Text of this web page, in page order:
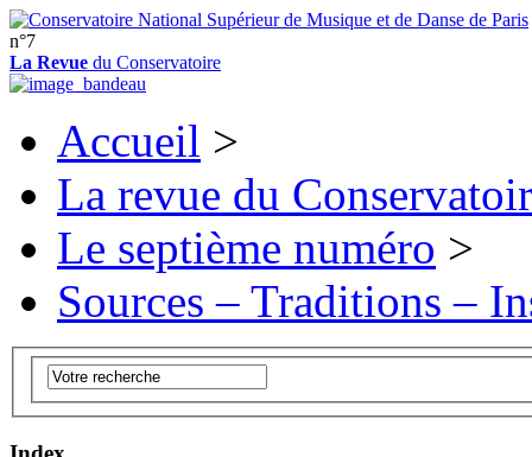
n°7
La Revue du Conservatoire
Accueil >
La revue du
Le septième numéro >
Sources – Traditions –